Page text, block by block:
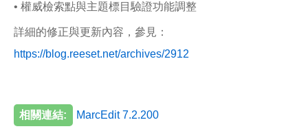
• 權威檢索點與主題標目驗證功能調整
詳細的修正與更新內容，參見：
https://blog.reeset.net/archives/2912
相關連結: MarcEdit 7.2.200